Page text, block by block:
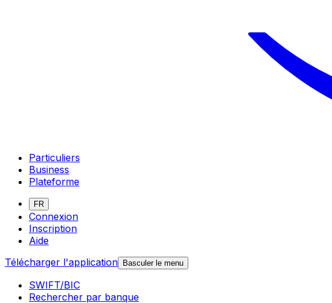
Particuliers
Business
Plateforme
FR
Connexion
Inscription
Aide
Télécharger l'application Basculer le menu
SWIFT/BIC
Rechercher par banque